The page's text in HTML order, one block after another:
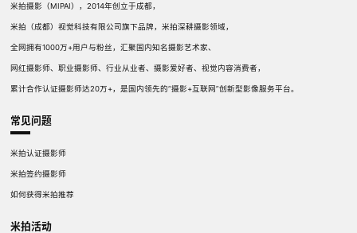
米拍摄影（MIPAI），2014年创立于成都，
米拍（成都）视觉科技有限公司旗下品牌，米拍深耕摄影领域，
全网拥有1000万+用户与粉丝，汇聚国内知名摄影艺术家、
网红摄影师、职业摄影师、行业从业者、摄影爱好者、视觉内容消费者，
累计合作认证摄影师达20万+，是国内领先的“摄影+互联网”创新型影像服务平台。
常见问题
米拍认证摄影师
米拍签约摄影师
如何获得米拍推荐
米拍活动